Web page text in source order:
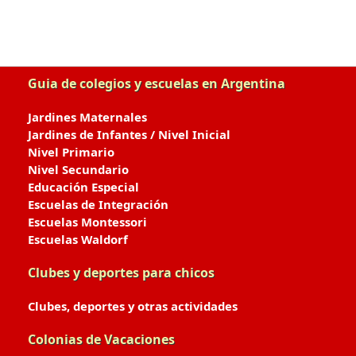
Guia de colegios y escuelas en Argentina
Jardines Maternales
Jardines de Infantes / Nivel Inicial
Nivel Primario
Nivel Secundario
Educación Especial
Escuelas de Integración
Escuelas Montessori
Escuelas Waldorf
Clubes y deportes para chicos
Clubes, deportes y otras actividades
Colonias de Vacaciones